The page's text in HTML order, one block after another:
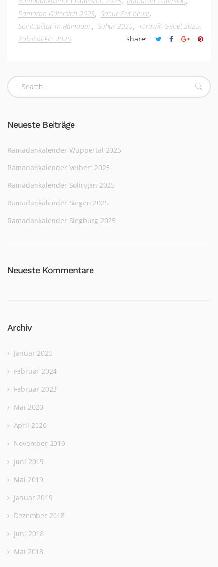
Ramazan Gütersloh 2025, Sahur Zeit heute,
Spiritualität im Ramadan, Suhur 2025, Tarawih Gebet 2025,
Zakat al-Fitr 2025 Share:
Neueste Beiträge
Ramadankalender Wuppertal 2025
Ramadankalender Velbert 2025
Ramadankalender Solingen 2025
Ramadankalender Siegen 2025
Ramadankalender Siegburg 2025
Neueste Kommentare
Archiv
Januar 2025
Februar 2024
Februar 2023
Mai 2020
April 2020
November 2019
Juni 2019
Mai 2019
Januar 2019
Dezember 2018
Juni 2018
Mai 2018